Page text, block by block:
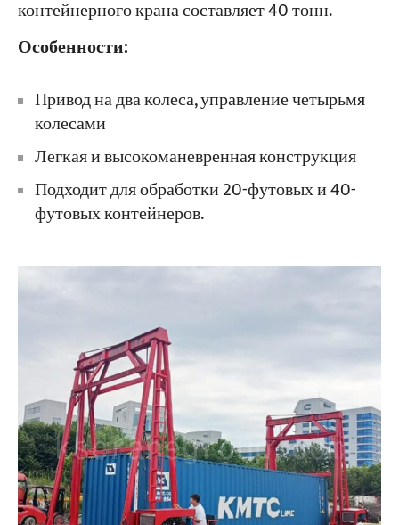
контейнерного крана составляет 40 тонн.
Особенности:
Привод на два колеса, управление четырьмя
колесами
Легкая и высокоманевренная конструкция
Подходит для обработки 20-футовых и 40-
футовых контейнеров.